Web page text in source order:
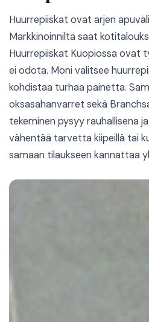
Huurrepiiskat ovat arjen
Markkinoinnilta saat
Huurrepiiskat Kuopiossa ovat
ei odota. Moni valitsee
kohdistaa turhaa painetta.
oksasahanvarret sekä
tekeminen pysyy rauhallisena
vähentää tarvetta kiipeillä tai
samaan tilaukseen kannattaa